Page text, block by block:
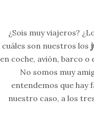
¿Sois muy viajeros?
cuáles son nuestros los
en coche, avión, barco o
No somos muy
entendemos que hay
nuestro caso, a los